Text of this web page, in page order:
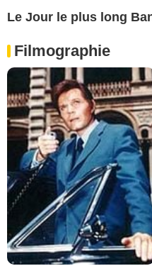
Le Jour le plus long
Filmographie